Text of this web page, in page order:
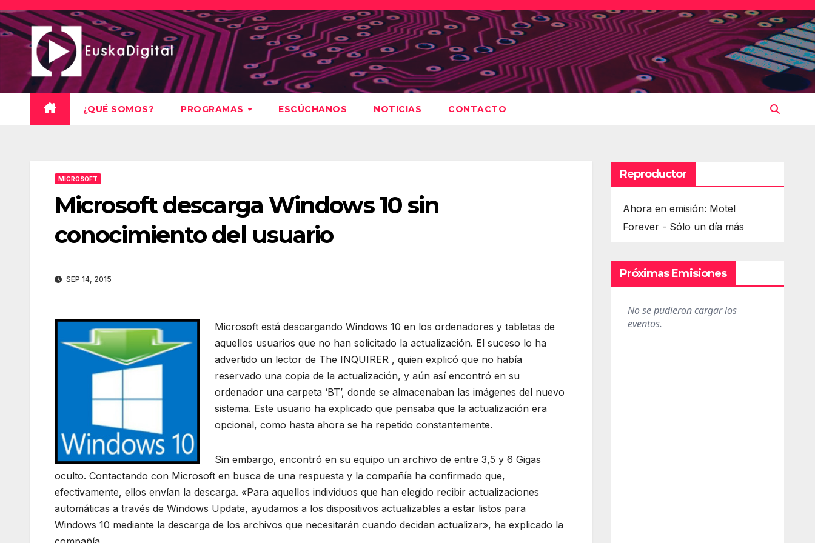
Saltar
al
contenido
¿QUÉ SOMOS? PROGRAMAS ESCÚCHANOS NOTICIAS CONTACTO
MICROSOFT
Microsoft descarga Windows 10 sin
conocimiento del usuario
SEP 14, 2015
Microsoft está descargando Windows 10 en los ordenadores y tabletas de
aquellos usuarios que no han solicitado la actualización. El suceso lo ha
advertido un lector de The INQUIRER , quien explicó que no había
reservado una copia de la actualización, y aún así encontró en su
ordenador una carpeta ‘BT’, donde se almacenaban las imágenes del nuevo
sistema. Este usuario ha explicado que pensaba que la actualización era
opcional, como hasta ahora se ha repetido constantemente.
Sin embargo, encontró en su equipo un archivo de entre 3,5 y 6 Gigas
oculto. Contactando con Microsoft en busca de una respuesta y la compañía ha confirmado que,
efectivamente, ellos envían la descarga. «Para aquellos individuos que han elegido recibir actualizaciones
automáticas a través de Windows Update, ayudamos a los dispositivos actualizables a estar listos para
Windows 10 mediante la descarga de los archivos que necesitarán cuando decidan actualizar», ha explicado la
Reproductor
Ahora en emisión: Motel
Forever - Sólo un día más
Próximas Emisiones